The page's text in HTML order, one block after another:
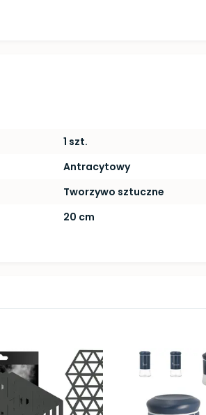
1 szt.
Antracytowy
Tworzywo sztuczne
20 cm